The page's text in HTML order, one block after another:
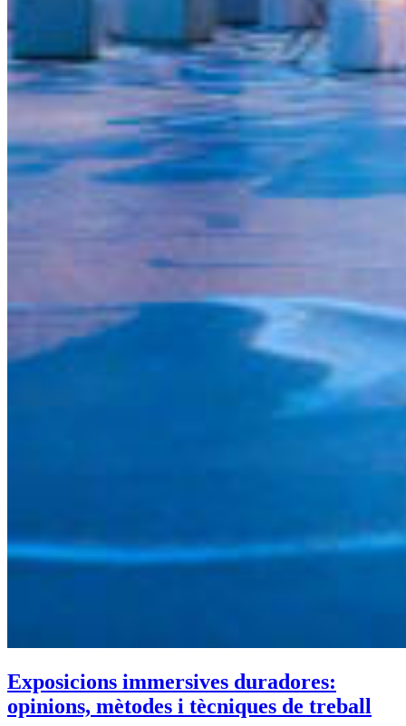
Exposicions immersives duradores:
opinions, mètodes i tècniques de treball